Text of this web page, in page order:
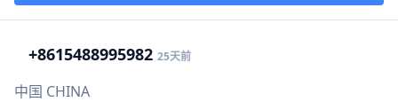
+8615488995982 25天前
中国 CHINA